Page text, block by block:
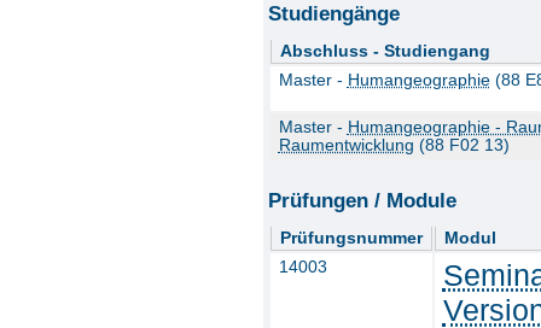
Studiengänge
Abschluss - Studiengang
Master - Humangeographie(88
Master - Humangeographie -
Raumentwicklung (88 F02 13)
Prüfungen / Module
Prüfungsnummer
Modul
14003